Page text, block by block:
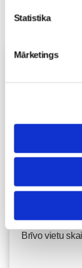
Statistika
Mārketings
kopā ar
11.08 10:00-
Brīvo vietu